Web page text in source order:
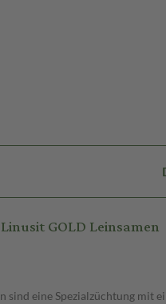
GOLD Leinsamen
sind eine Spezialzüchtung